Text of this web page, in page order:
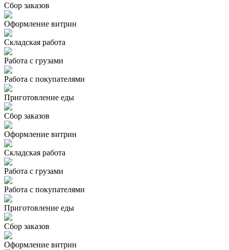
Сбор заказов
Оформление витрин
Складская работа
Работа с грузами
Работа с покупателями
Приготовление еды
Сбор заказов
Оформление витрин
Складская работа
Работа с грузами
Работа с покупателями
Приготовление еды
Сбор заказов
Оформление витрин